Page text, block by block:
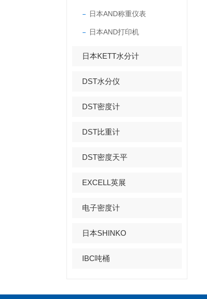
日本AND称重仪表
日本AND打印机
日本KETT水分计
DST水分仪
DST密度计
DST比重计
DST密度天平
EXCELL英展
电子密度计
日本SHINKO
IBC吨桶